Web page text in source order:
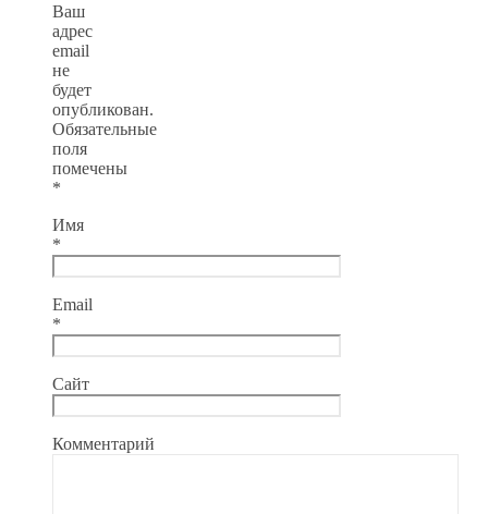
Ваш
адрес
email
не
будет
опубликован.
Обязательные
поля
помечены
*
Имя
*
Email
*
Сайт
Комментарий